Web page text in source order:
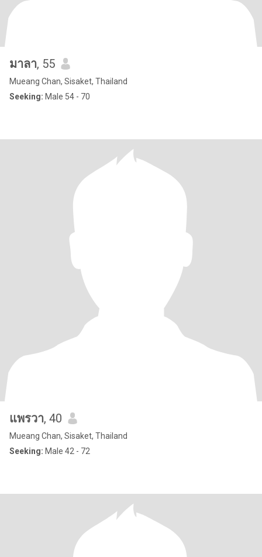
มาลา, 55
Mueang Chan, Sisaket, Thailand
Seeking: Male 54 - 70
แพรวา, 40
Mueang Chan, Sisaket, Thailand
Seeking: Male 42 - 72